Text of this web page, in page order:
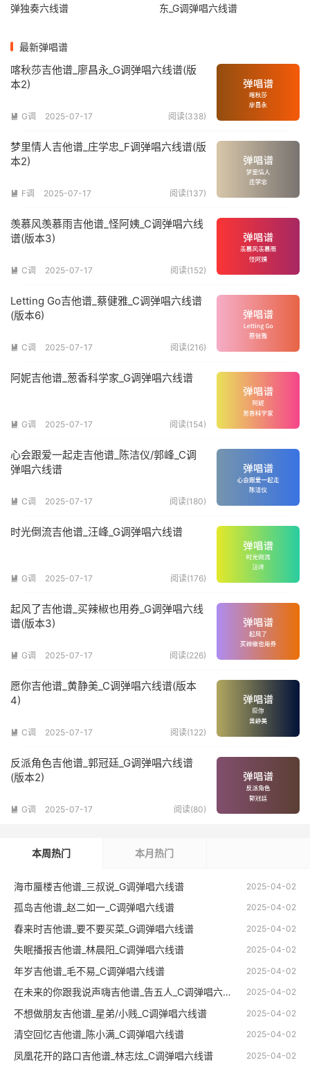
弹独奏六线谱
东_G调弹唱六线谱
最新弹唱谱
喀秋莎吉他谱_廖昌永_G调弹唱六线谱(版
本2)
 G调 2025-07-17 阅读(338)
梦里情人吉他谱_庄学忠_F调弹唱六线谱(版
本2)
 F调 2025-07-17 阅读(137)
羡慕风羡慕雨吉他谱_怪阿姨_C调弹唱六线
谱(版本3)
 C调 2025-07-17 阅读(152)
Letting Go吉他谱_蔡健雅_C调弹唱六线谱
(版本6)
 C调 2025-07-17 阅读(216)
阿妮吉他谱_葱香科学家_G调弹唱六线谱
 G调 2025-07-17 阅读(154)
心会跟爱一起走吉他谱_陈洁仪/郭峰_C调
弹唱六线谱
 C调 2025-07-17 阅读(180)
时光倒流吉他谱_汪峰_G调弹唱六线谱
 G调 2025-07-17 阅读(176)
起风了吉他谱_买辣椒也用券_G调弹唱六线
谱(版本3)
 G调 2025-07-17 阅读(226)
愿你吉他谱_黄静美_C调弹唱六线谱(版本
4)
 C调 2025-07-17 阅读(122)
反派角色吉他谱_郭冠廷_G调弹唱六线谱
(版本2)
 G调 2025-07-17 阅读(80)
本周热门 本月热门
2025-04-02
海市蜃楼吉他谱_三叔说_G调弹唱六线谱
2025-04-02
孤岛吉他谱_赵二如一_C调弹唱六线谱
2025-04-02
春来时吉他谱_要不要买菜_G调弹唱六线谱
2025-04-02
失眠播报吉他谱_林晨阳_C调弹唱六线谱
2025-04-02
年岁吉他谱_毛不易_C调弹唱六线谱
2025-04-02
在未来的你跟我说声嗨吉他谱_告五人_C调弹唱六线谱
2025-04-02
不想做朋友吉他谱_星弟/小贱_C调弹唱六线谱
2025-04-02
清空回忆吉他谱_陈小满_C调弹唱六线谱
2025-04-02
凤凰花开的路口吉他谱_林志炫_C调弹唱六线谱